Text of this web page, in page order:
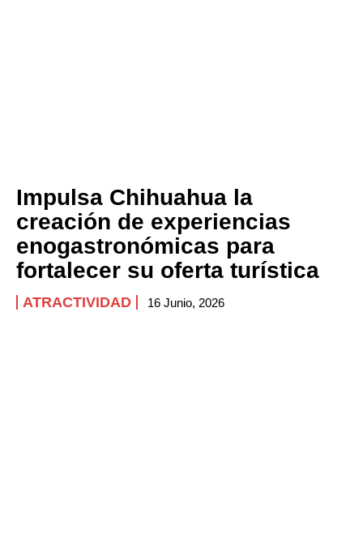
Impulsa Chihuahua la
creación de experiencias
enogastronómicas para
fortalecer su oferta turística
ATRACTIVIDAD 16 Junio, 2026